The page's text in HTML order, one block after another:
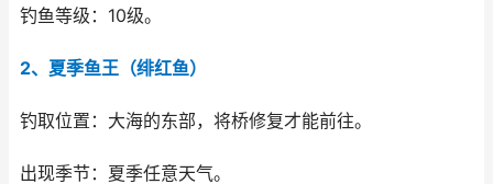
钓鱼等级：10级。
2、夏季鱼王（绯红鱼）
钓取位置：大海的东部，将桥修复才能前往。
出现季节：夏季任意天气。